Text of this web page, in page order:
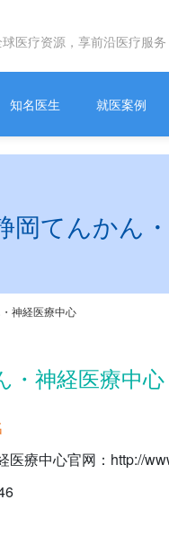
医疗资源，享前沿医疗服务
知名医生 就医案例
岡てんかん
神経医療中心
・神経医療中心
医療中心官网：http://